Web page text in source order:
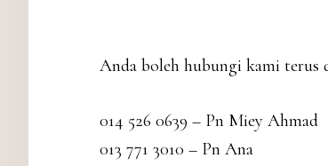
Anda boleh hubungi kami terus
014 526 0639 – Pn Miey Ahmad
013 771 3010 – Pn Ana